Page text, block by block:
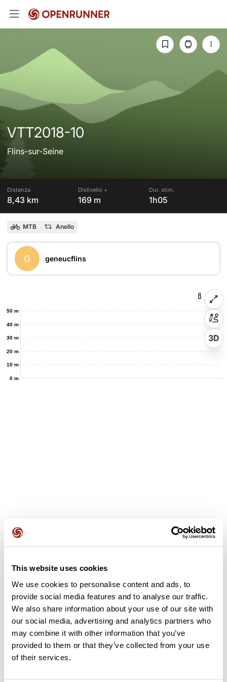
This website uses cookies
We use cookies to personalise content and ads, to
provide social media features and to analyse our traffic.
We also share information about your use of our site with
our social media, advertising and analytics partners who
may combine it with other information that you’ve
provided to them or that they’ve collected from your use
of their services.
VTT2018-10
Flins-sur-Seine
Distanza
8,43 km
Dislivello +
169 m
Dur. stim.
1h05
MTB Anello
G geneucflins
0 m
10 m
20 m
30 m
40 m
50 m
3D
L'hai già effettuato? Sii il primo a inviare una recensione!
Aggiungi una recensione
Riepilogo